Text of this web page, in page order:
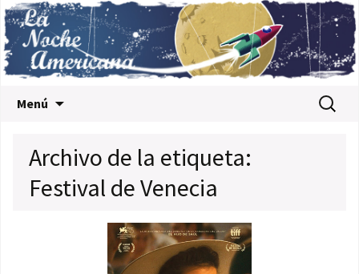
Menú Buscar:
Archivo de la etiqueta:
Festival de Venecia